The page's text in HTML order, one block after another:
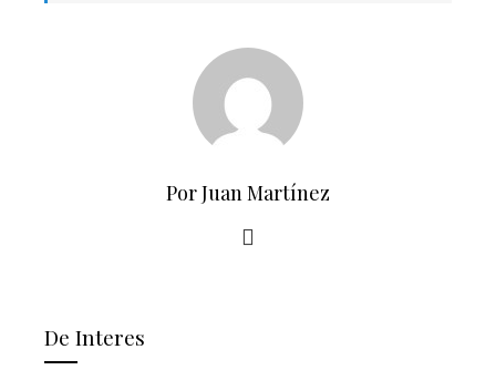
Por Juan Martínez
De Interes